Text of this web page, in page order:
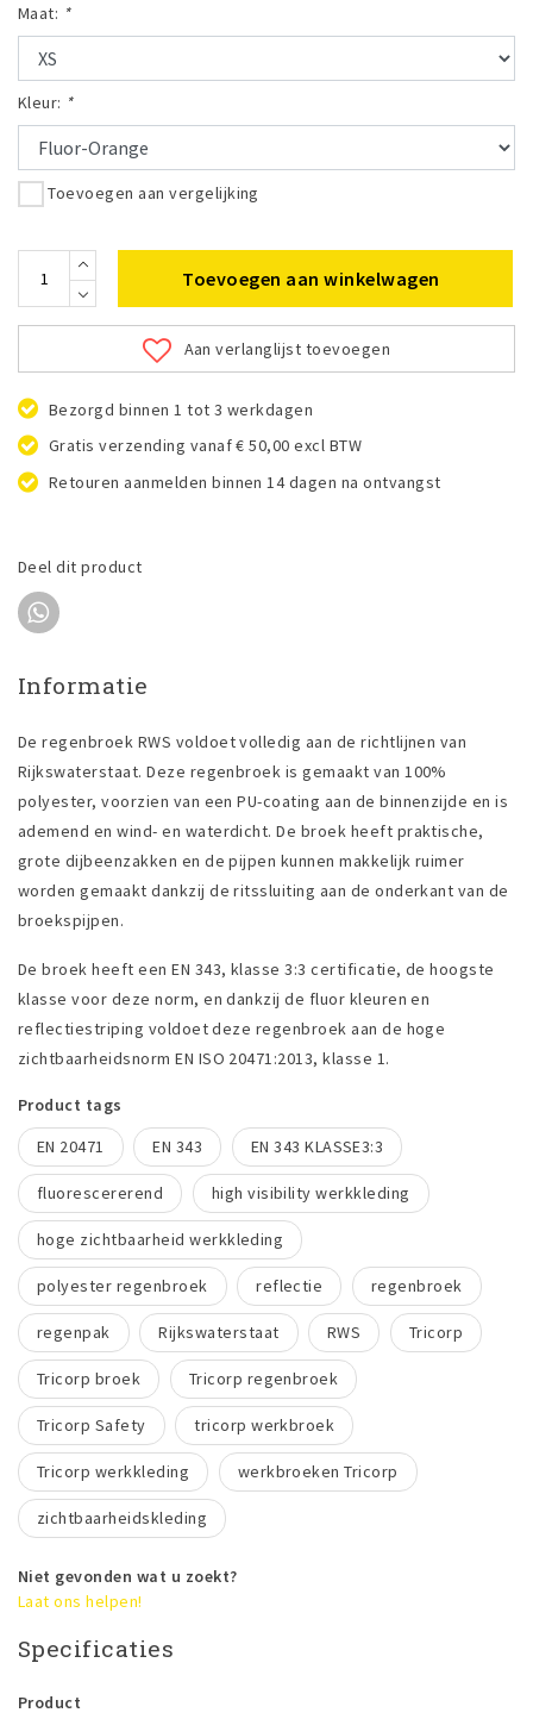
Maat: *
Kleur: *
Toevoegen aan vergelijking
Toevoegen aan winkelwagen
Aan verlanglijst toevoegen
Bezorgd binnen 1 tot 3 werkdagen
Gratis verzending vanaf € 50,00 excl BTW
Retouren aanmelden binnen 14 dagen na ontvangst
Deel dit product
Informatie
De regenbroek RWS voldoet volledig aan de richtlijnen van
Rijkswaterstaat. Deze regenbroek is gemaakt van 100%
polyester, voorzien van een PU-coating aan de binnenzijde en is
ademend en wind- en waterdicht. De broek heeft praktische,
grote dijbeenzakken en de pijpen kunnen makkelijk ruimer
worden gemaakt dankzij de ritssluiting aan de onderkant van de
broekspijpen.
De broek heeft een EN 343, klasse 3:3 certificatie, de hoogste
klasse voor deze norm, en dankzij de fluor kleuren en
reflectiestriping voldoet deze regenbroek aan de hoge
zichtbaarheidsnorm EN ISO 20471:2013, klasse 1.
Product tags
EN 20471
EN 343 EN 343 KLASSE3:3
fluorescererend high visibility werkkleding
hoge zichtbaarheid werkkleding
polyester regenbroek reflectie regenbroek
regenpak Rijkswaterstaat RWS Tricorp
Tricorp broek Tricorp regenbroek
Tricorp Safety tricorp werkbroek
Tricorp werkkleding werkbroeken Tricorp
zichtbaarheidskleding
Niet gevonden wat u zoekt?
Laat ons helpen!
Specificaties
Product